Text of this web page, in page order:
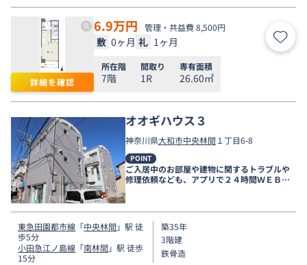
詳細を確認
6.9万円 管理・共益費 8,500円
敷 0ヶ月 礼 1ヶ月 お気
所在階
7階
間取り
1R
専有面積
26.60㎡
オオギハウス３
神奈川県大和市中央林間 １丁目6-8
POINT
ご入居中のお部屋や建物に関するトラブルや
修理依頼なども、アプリで２４時間ＷＥＢ受
東急田園都市線 「中央林間 」駅 徒
歩5分
小田急江ノ島線 「南林間 」駅 徒歩
15分
築35年
3階建
鉄骨造